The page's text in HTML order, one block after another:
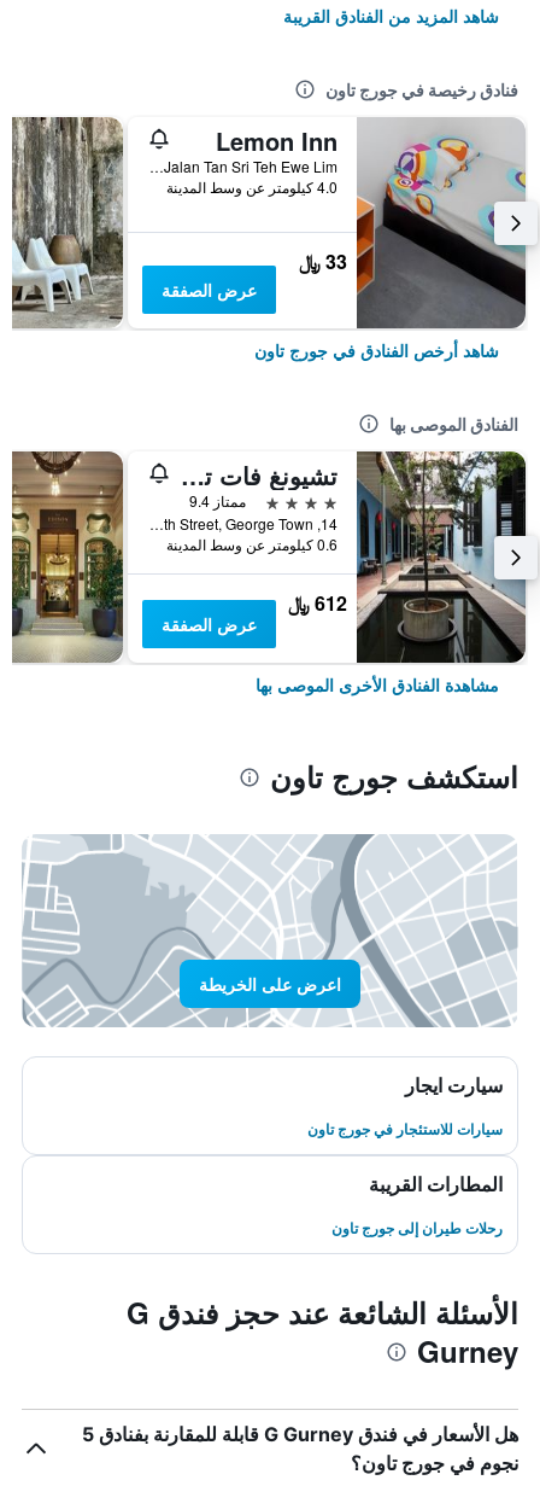
شاهد المزيد من الفنادق القريبة
فنادق رخيصة في جورج تاون
Lemon Inn
108a & 108b, Jalan Tan Sri Teh Ewe Lim, جورج تاون, ماليزيا
4.0 كيلومتر عن وسط المدينة
33 ﷼
عرض الصفقة
شاهد أرخص الفنادق في جورج تاون
الفنادق الموصى بها
تشيونغ فات تزي - القصر الأزرق
4 نجوم
ممتاز 9.4
14, Leith Street, George Town, جورج تاون, ماليزيا
0.6 كيلومتر عن وسط المدينة
612 ﷼
عرض الصفقة
مشاهدة الفنادق الأخرى الموصى بها
استكشف جورج تاون
اعرض على الخريطة
سيارت ايجار
سيارات للاستئجار في جورج تاون
المطارات القريبة
رحلات طيران إلى جورج تاون
الأسئلة الشائعة عند حجز فندق G
Gurney
هل الأسعار في فندق G Gurney قابلة للمقارنة بفنادق 5
نجوم في جورج تاون؟